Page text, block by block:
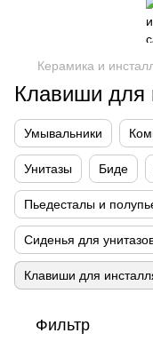
Керамика и
Клавиши для
Умывальники
Унитазы Биде
Пьедесталы и
Сиденья для
Клавиши для
Фильтр